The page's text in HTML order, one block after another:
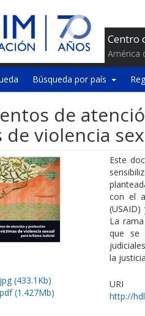
Centro
América
Búsqueda por país
de
violencia
(433.1Kb)
(1.427Mb)
Este
con el
La
que se
la
URI
http://